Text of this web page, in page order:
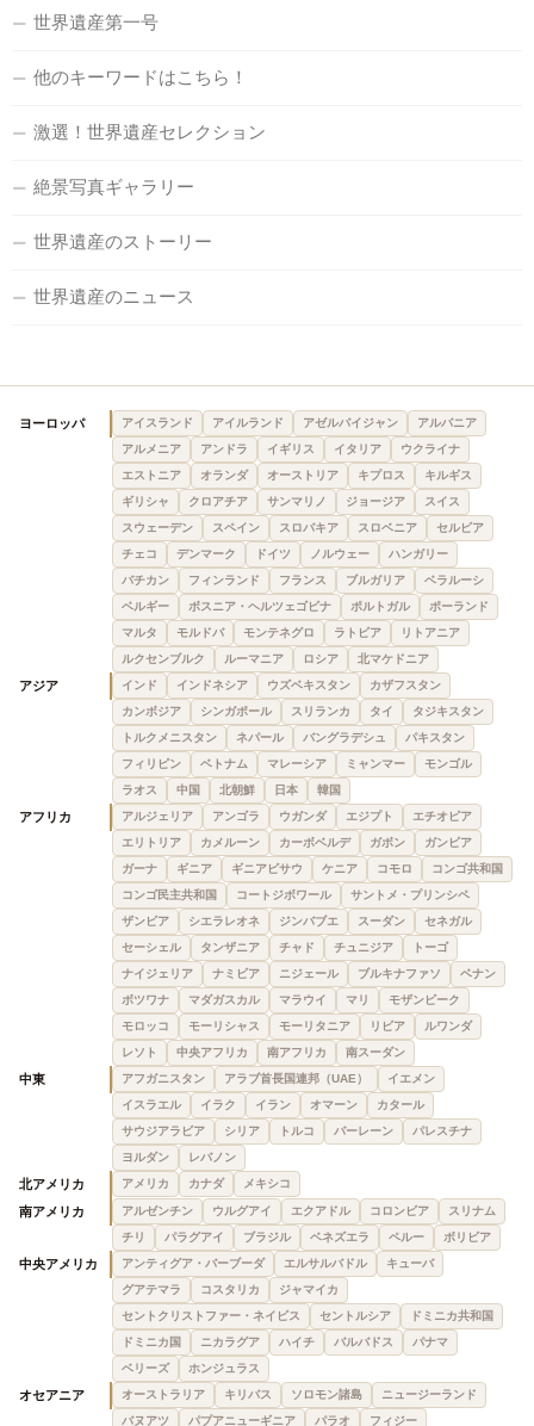
世界遺産第一号
他のキーワードはこちら！
激選！世界遺産セレクション
絶景写真ギャラリー
世界遺産のストーリー
世界遺産のニュース
ヨーロッパ アイスランド アイルランド アゼルバイジャン
アルバニア
アルメニア
アンドラ イギリス イタリア
ウクライナ
エストニア
オランダ オーストリア キプロス
キルギス
ギリシャ
クロアチア サンマリノ ジョージア
スイス
スウェーデン
スペイン スロバキア スロベニア
セルビア
チェコ
デンマーク ドイツ ノルウェー
ハンガリー
バチカン
フィンランド フランス ブルガリア
ベラルーシ
ベルギー
ボスニア・ヘルツェゴビナ ポルトガル
ポーランド
マルタ
モルドバ モンテネグロ ラトビア
リトアニア
ルクセンブルク
ルーマニア ロシア 北マケドニア
アジア インド インドネシア ウズベキスタン
カザフスタン
カンボジア
シンガポール スリランカ タイ
タジキスタン
トルクメニスタン
ネパール バングラデシュ
パキスタン
フィリピン
ベトナム マレーシア ミャンマー
モンゴル
ラオス
中国 北朝鮮 日本 韓国
アフリカ アルジェリア アンゴラ ウガンダ エジプト
エチオピア
エリトリア
カメルーン カーボベルデ ガボン
ガンビア
ガーナ
ギニア ギニアビサウ ケニア コモロ
コンゴ共和国
コンゴ民主共和国
コートジボワール
サントメ・プリンシペ
ザンビア
シエラレオネ ジンバブエ スーダン
セネガル
セーシェル
タンザニア チャド チュニジア
トーゴ
ナイジェリア
ナミビア ニジェール ブルキナファソ
ベナン
ボツワナ
マダガスカル マラウイ マリ
モザンビーク
モロッコ
モーリシャス モーリタニア リビア
ルワンダ
レソト
中央アフリカ 南アフリカ 南スーダン
中東 アフガニスタン アラブ首長国連邦（UAE）
イエメン
イスラエル
イラク イラン オマーン
カタール
サウジアラビア
シリア トルコ バーレーン
パレスチナ
ヨルダン
レバノン
北アメリカ アメリカ カナダ メキシコ
南アメリカ アルゼンチン ウルグアイ エクアドル コロンビア
スリナム
チリ
パラグアイ ブラジル ベネズエラ ペルー ボリビア
中央アメリカ アンティグア・バーブーダ エルサルバドル
キューバ
グアテマラ
コスタリカ
ジャマイカ
セントクリストファー・ネイビス
セントルシア
ドミニカ共和国
ドミニカ国
ニカラグア ハイチ バルバドス
パナマ
ベリーズ
ホンジュラス
オセアニア オーストラリア キリバス ソロモン諸島
ニュージーランド
バヌアツ
パプアニューギニア パラオ フィジー